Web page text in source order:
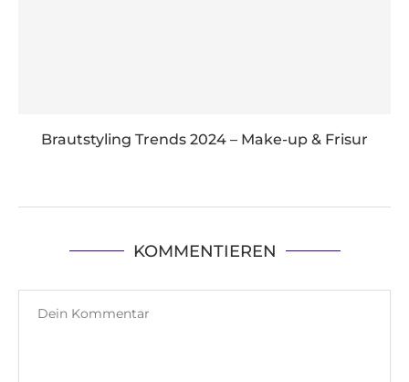
Brautstyling Trends 2024 – Make-up & Frisur
KOMMENTIEREN